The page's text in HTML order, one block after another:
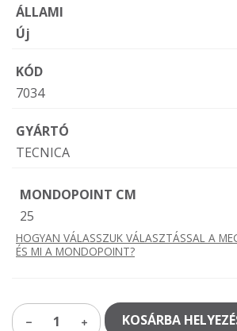
ÁLLAMI
Új
KÓD
7034
GYÁRTÓ
TECNICA
MONDOPOINT CM
25
HOGYAN VÁLASSZUK VÁLASZTÁSSAL A
ÉS MI A MONDOPOINT?
1 KOSÁRBA